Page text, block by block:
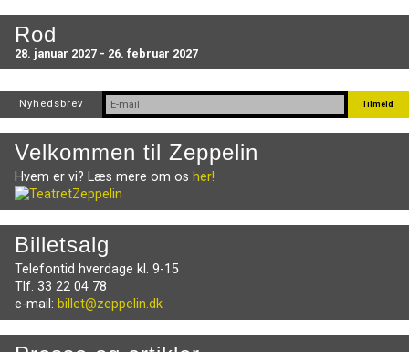
Rod
28. januar 2027 - 26. februar 2027
Nyhedsbrev
Velkommen til Zeppelin
Hvem er vi? Læs mere om os her!
Billetsalg
Telefontid hverdage kl. 9-15
Tlf. 33 22 04 78
e-mail: billet@zeppelin.dk